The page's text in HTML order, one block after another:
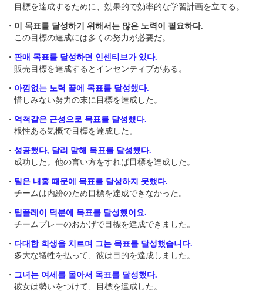
目標を達成するために、効果的で効率的な学習計画を立てる。
・ 이 목표를 달성하기 위해서는 많은 노력이 필요하다.
この目標の達成には多くの努力が必要だ。
・ 판매 목표를 달성하면 인센티브가 있다.
販売目標を達成するとインセンティブがある。
・ 아낌없는 노력 끝에 목표를 달성했다.
惜しみない努力の末に目標を達成した。
・ 억척같은 근성으로 목표를 달성했다.
根性ある気概で目標を達成した。
・ 성공했다, 달리 말해 목표를 달성했다.
成功した。他の言い方をすれば目標を達成した。​
・ 팀은 내홍 때문에 목표를 달성하지 못했다.
チームは内紛のため目標を達成できなかった。
・ 팀플레이 덕분에 목표를 달성했어요.
チームプレーのおかげで目標を達成できました。
・ 다대한 희생을 치르며 그는 목표를 달성했습니다.
多大な犠牲を払って、彼は目的を達成しました。
・ 그녀는 여세를 몰아서 목표를 달성했다.
彼女は勢いをつけて、目標を達成した。